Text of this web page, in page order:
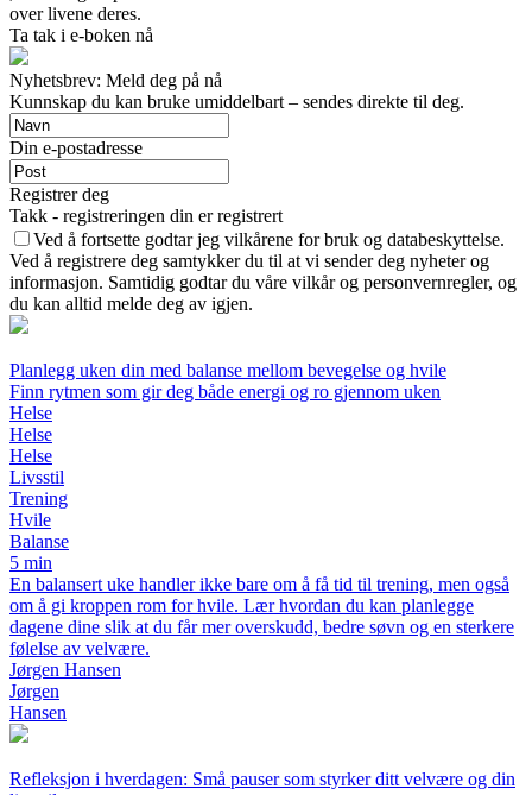
over livene deres.
Ta tak i e-boken nå
Nyhetsbrev: Meld deg på nå
Kunnskap du kan bruke umiddelbart – sendes direkte til deg.
Din e-postadresse
Registrer deg
Takk - registreringen din er registrert
Ved å fortsette godtar jeg vilkårene for bruk og databeskyttelse.
Ved å registrere deg samtykker du til at vi sender deg nyheter og
informasjon. Samtidig godtar du våre vilkår og personvernregler, og
du kan alltid melde deg av igjen.
Planlegg uken din med balanse mellom bevegelse og hvile
Finn rytmen som gir deg både energi og ro gjennom uken
Helse
Helse
Helse
Livsstil
Trening
Hvile
Balanse
5 min
En balansert uke handler ikke bare om å få tid til trening, men også
om å gi kroppen rom for hvile. Lær hvordan du kan planlegge
dagene dine slik at du får mer overskudd, bedre søvn og en sterkere
følelse av velvære.
Jørgen Hansen
Jørgen
Hansen
Refleksjon i hverdagen: Små pauser som styrker ditt velvære og din